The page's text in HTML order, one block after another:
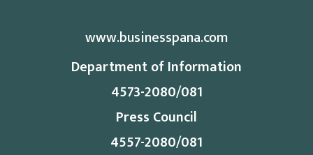
www.businesspana.com
Department of Information
4573-2080/081
Press Council
4557-2080/081